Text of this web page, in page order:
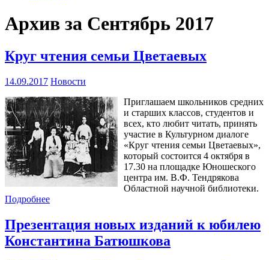
Архив за Сентябрь 2017
Круг чтения семьи Цветаевых
14.09.2017 Новости
Приглашаем школьников средних
и старших классов, студентов и
всех, кто любит читать, принять
участие в Культурном диалоге
«Круг чтения семьи Цветаевых»,
который состоится 4 октября в
17.30 на площадке Юношеского
центра им. В.Ф. Тендрякова
Областной научной библиотеки.
Подробнее
Презентация новых изданий к юбилею
Константина Батюшкова